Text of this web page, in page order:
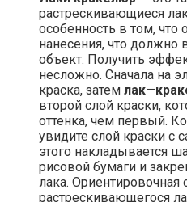
растрескивающиеся
особенность в том, что
нанесения, что должно
объект. Получить
несложно. Сначала на
краска, затем лак—
второй слой краски,
оттенка, чем первый.
увидите слой краски с
этого накладывается
рисовой бумаги и
лака. Ориентировочная
растрескивающегося